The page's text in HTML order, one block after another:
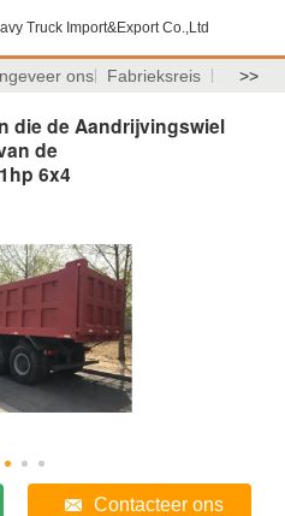
Truck Import&Export Co.,Ltd
ons Fabrieksreis >>
die de Aandrijvingswiel
de
6x4
Contacteer ons